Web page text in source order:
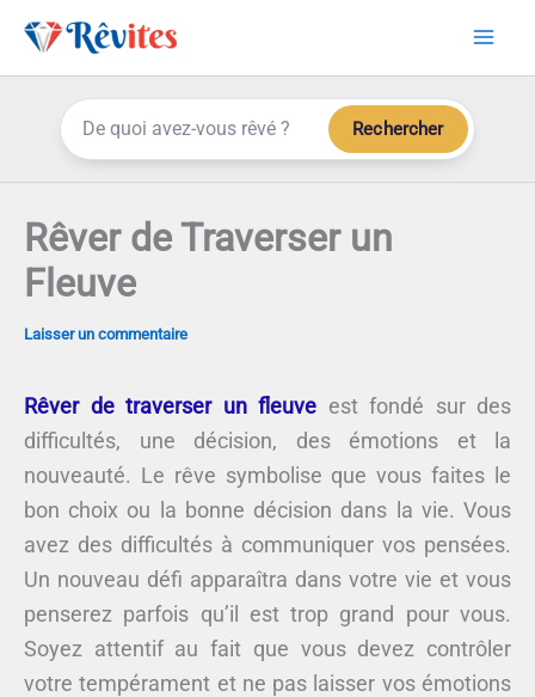
Aller
Rechercher
Rêver de Traverser un
Fleuve
Laisser un commentaire
Rêver de traverser un fleuve est fondé sur des
difficultés, une décision, des émotions et la
nouveauté. Le rêve symbolise que vous faites le
bon choix ou la bonne décision dans la vie. Vous
avez des difficultés à communiquer vos pensées.
Un nouveau défi apparaîtra dans votre vie et vous
penserez parfois qu’il est trop grand pour vous.
Soyez attentif au fait que vous devez contrôler
votre tempérament et ne pas laisser vos émotions